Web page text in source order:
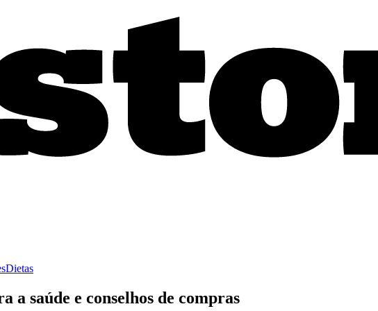
Dietas
saúde e conselhos de compras